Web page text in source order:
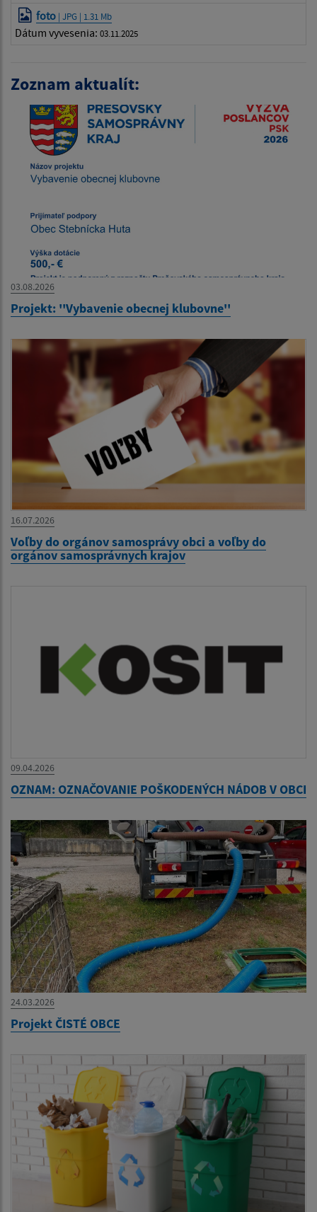
foto | JPG | 1.31 Mb
Dátum vyvesenia: 03.11.2025
Zoznam aktualít:
03.08.2026
Projekt: ''Vybavenie obecnej klubovne''
16.07.2026
Voľby do orgánov samosprávy obci a voľby do
orgánov samosprávnych krajov
09.04.2026
OZNAM: OZNAČOVANIE POŠKODENÝCH NÁDOB V OBCI
24.03.2026
Projekt ČISTÉ OBCE